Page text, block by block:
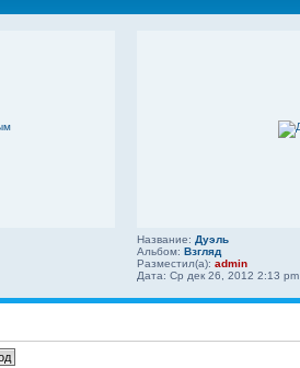
Название: Дуэль
Альбом: Взгляд
Разместил(а): admin
Дата: Ср дек 26, 2012 2:13 pm